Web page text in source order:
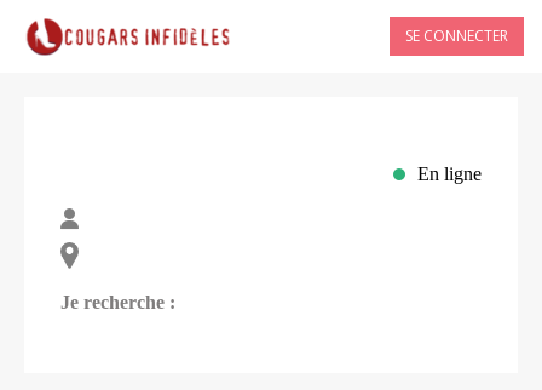
SE CONNECTER
En ligne
Je recherche :